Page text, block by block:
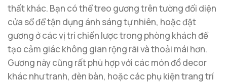
thất khác. Bạn có thể treo gương trên tường đối diện
cửa sổ để tận dụng ánh sáng tự nhiên, hoặc đặt
gương ở các vị trí chiến lược trong phòng khách để
tạo cảm giác không gian rộng rãi và thoải mái hơn.
Gương này cũng rất phù hợp với các món đồ decor
khác như tranh, đèn bàn, hoặc các phụ kiện trang trí